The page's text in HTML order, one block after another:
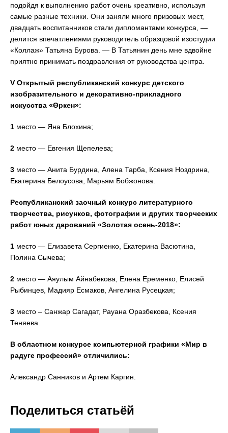
подойдя к выполнению работ очень креативно, используя
самые разные техники. Они заняли много призовых мест,
двадцать воспитанников стали дипломантами конкурса, —
делится впечатлениями руководитель образцовой изостудии
«Коллаж» Татьяна Бурова. — В Татьянин день мне вдвойне
приятно принимать поздравления от руководства центра.
V Открытый республиканский конкурс детского
изобразительного и декоративно-прикладного
искусства «Өркен»:
1 место — Яна Блохина;
2 место — Евгения Щепелева;
3 место — Анита Бурдина, Алена Тарба, Ксения Ноздрина,
Екатерина Белоусова, Марьям Бобжонова.
Республиканский заочный конкурс литературного
творчества, рисунков, фотографии и других творческих
работ юных дарований «Золотая осень-2018»:
1 место — Елизавета Сергиенко, Екатерина Васютина,
Полина Сычева;
2 место — Аяулым Айнабекова, Елена Еременко, Елисей
Рыбинцев, Мадияр Есмаков, Ангелина Русецкая;
3 место – Санжар Сагадат, Рауана Оразбекова, Ксения
Теняева.
В областном конкурсе компьютерной графики «Мир в
радуге профессий» отличились:
Александр Санников и Артем Каргин.
Поделиться статьёй